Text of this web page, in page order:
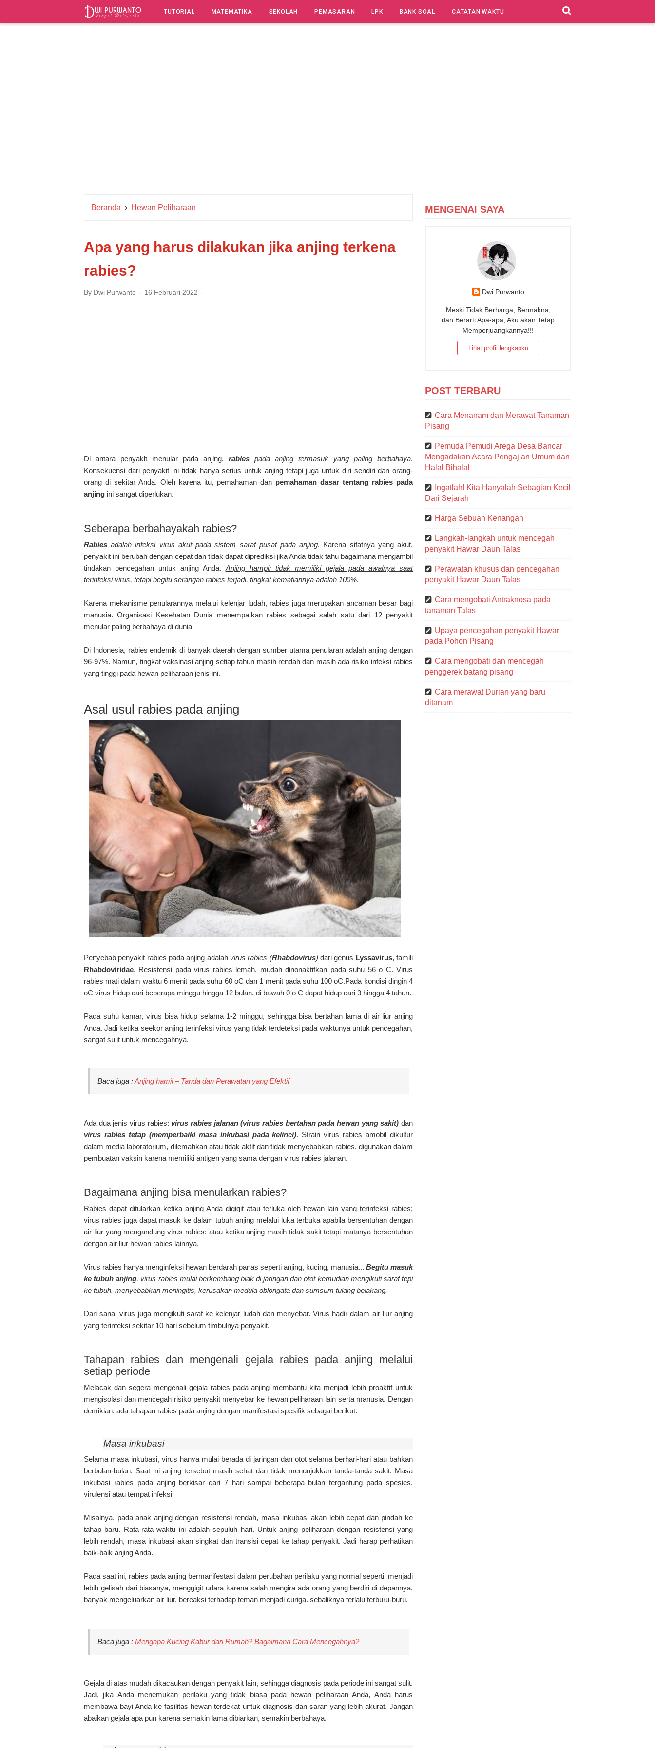
TUTORIAL MATEMATIKA SEKOLAH PEMASARAN LPK BANK SOAL CATATAN WAKTU
Beranda › Hewan Peliharaan
Apa yang harus dilakukan jika anjing terkena
rabies?
By Dwi Purwanto 16 Februari 2022
Di antara penyakit menular pada anjing, rabies pada anjing termasuk yang paling berbahaya.
Konsekuensi dari penyakit ini tidak hanya serius untuk anjing tetapi juga untuk diri sendiri dan orang-
orang di sekitar Anda. Oleh karena itu, pemahaman dan pemahaman dasar tentang rabies pada
anjing ini sangat diperlukan.
Seberapa berbahayakah rabies?
Rabies adalah infeksi virus akut pada sistem saraf pusat pada anjing. Karena sifatnya yang akut,
penyakit ini berubah dengan cepat dan tidak dapat diprediksi jika Anda tidak tahu bagaimana mengambil
tindakan pencegahan untuk anjing Anda. Anjing hampir tidak memiliki gejala pada awalnya saat
terinfeksi virus, tetapi begitu serangan rabies terjadi, tingkat kematiannya adalah 100%.
Karena mekanisme penularannya melalui kelenjar ludah, rabies juga merupakan ancaman besar bagi
manusia. Organisasi Kesehatan Dunia menempatkan rabies sebagai salah satu dari 12 penyakit
menular paling berbahaya di dunia.
Di Indonesia, rabies endemik di banyak daerah dengan sumber utama penularan adalah anjing dengan
96-97%. Namun, tingkat vaksinasi anjing setiap tahun masih rendah dan masih ada risiko infeksi rabies
yang tinggi pada hewan peliharaan jenis ini.
Asal usul rabies pada anjing
Penyebab penyakit rabies pada anjing adalah virus rabies (Rhabdovirus)dari genus Lyssavirus, famili
Rhabdoviridae. Resistensi pada virus rabies lemah, mudah dinonaktifkan pada suhu 56 o C. Virus
rabies mati dalam waktu 6 menit pada suhu 60 oC dan 1 menit pada suhu 100 oC.Pada kondisi dingin 4
oC virus hidup dari beberapa minggu hingga 12 bulan, di bawah 0 o C dapat hidup dari 3 hingga 4 tahun.
Pada suhu kamar, virus bisa hidup selama 1-2 minggu, sehingga bisa bertahan lama di air liur anjing
Anda. Jadi ketika seekor anjing terinfeksi virus yang tidak terdeteksi pada waktunya untuk pencegahan,
sangat sulit untuk mencegahnya.
Baca juga :Anjing hamil – Tanda dan Perawatan yang Efektif
Ada dua jenis virus rabies: virus rabies jalanan (virus rabies bertahan pada hewan yang sakit) dan
virus rabies tetap (memperbaiki masa inkubasi pada kelinci). Strain virus rabies amobil dikultur
dalam media laboratorium, dilemahkan atau tidak aktif dan tidak menyebabkan rabies, digunakan dalam
pembuatan vaksin karena memiliki antigen yang sama dengan virus rabies jalanan.
Bagaimana anjing bisa menularkan rabies?
Rabies dapat ditularkan ketika anjing Anda digigit atau terluka oleh hewan lain yang terinfeksi rabies;
virus rabies juga dapat masuk ke dalam tubuh anjing melalui luka terbuka apabila bersentuhan dengan
air liur yang mengandung virus rabies; atau ketika anjing masih tidak sakit tetapi matanya bersentuhan
dengan air liur hewan rabies lainnya.
Virus rabies hanya menginfeksi hewan berdarah panas seperti anjing, kucing, manusia... Begitu masuk
ke tubuh anjing, virus rabies mulai berkembang biak di jaringan dan otot kemudian mengikuti saraf tepi
ke tubuh. menyebabkan meningitis, kerusakan medula oblongata dan sumsum tulang belakang.
Dari sana, virus juga mengikuti saraf ke kelenjar ludah dan menyebar. Virus hadir dalam air liur anjing
yang terinfeksi sekitar 10 hari sebelum timbulnya penyakit.
Tahapan rabies dan mengenali gejala rabies pada anjing melalui
setiap periode
Melacak dan segera mengenali gejala rabies pada anjing membantu kita menjadi lebih proaktif untuk
mengisolasi dan mencegah risiko penyakit menyebar ke hewan peliharaan lain serta manusia. Dengan
demikian, ada tahapan rabies pada anjing dengan manifestasi spesifik sebagai berikut:
Masa inkubasi
Selama masa inkubasi, virus hanya mulai berada di jaringan dan otot selama berhari-hari atau bahkan
berbulan-bulan. Saat ini anjing tersebut masih sehat dan tidak menunjukkan tanda-tanda sakit. Masa
inkubasi rabies pada anjing berkisar dari 7 hari sampai beberapa bulan tergantung pada spesies,
virulensi atau tempat infeksi.
Misalnya, pada anak anjing dengan resistensi rendah, masa inkubasi akan lebih cepat dan pindah ke
tahap baru. Rata-rata waktu ini adalah sepuluh hari. Untuk anjing peliharaan dengan resistensi yang
lebih rendah, masa inkubasi akan singkat dan transisi cepat ke tahap penyakit. Jadi harap perhatikan
baik-baik anjing Anda.
Pada saat ini, rabies pada anjing bermanifestasi dalam perubahan perilaku yang normal seperti: menjadi
lebih gelisah dari biasanya, menggigit udara karena salah mengira ada orang yang berdiri di depannya,
banyak mengeluarkan air liur, bereaksi terhadap teman menjadi curiga. sebaliknya terlalu terburu-buru.
Baca juga : Mengapa Kucing Kabur dari Rumah? Bagaimana Cara Mencegahnya?
Gejala di atas mudah dikacaukan dengan penyakit lain, sehingga diagnosis pada periode ini sangat sulit.
Jadi, jika Anda menemukan perilaku yang tidak biasa pada hewan peliharaan Anda, Anda harus
membawa bayi Anda ke fasilitas hewan terdekat untuk diagnosis dan saran yang lebih akurat. Jangan
abaikan gejala apa pun karena semakin lama dibiarkan, semakin berbahaya.
MENGENAI SAYA
Dwi Purwanto
Meski Tidak Berharga, Bermakna,
dan Berarti Apa-apa, Aku akan Tetap
Memperjuangkannya!!!
Lihat profil lengkapku
POST TERBARU
Cara Menanam dan Merawat Tanaman
Pisang
Pemuda Pemudi Arega Desa Bancar
Mengadakan Acara Pengajian Umum dan
Halal Bihalal
Ingatlah! Kita Hanyalah Sebagian Kecil
Dari Sejarah
Harga Sebuah Kenangan
Langkah-langkah untuk mencegah
penyakit Hawar Daun Talas
Perawatan khusus dan pencegahan
penyakit Hawar Daun Talas
Cara mengobati Antraknosa pada
tanaman Talas
Upaya pencegahan penyakit Hawar
pada Pohon Pisang
Cara mengobati dan mencegah
penggerek batang pisang
Cara merawat Durian yang baru
ditanam